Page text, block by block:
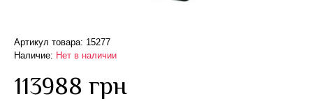
Артикул товара: 15277
Наличие: Нет в наличии
113988 грн